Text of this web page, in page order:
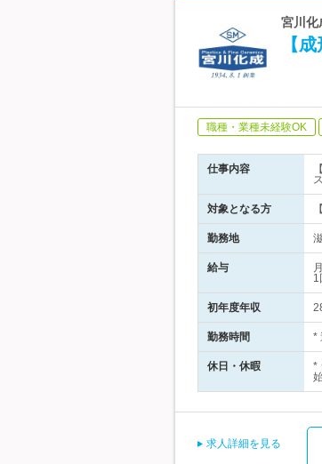
宮川化
【
職種・業種未経験OK
仕事内容
対象となる方
勤務地
給与
1
初年度年収
勤務時間 *
休日・休暇
*
求人詳細を見る